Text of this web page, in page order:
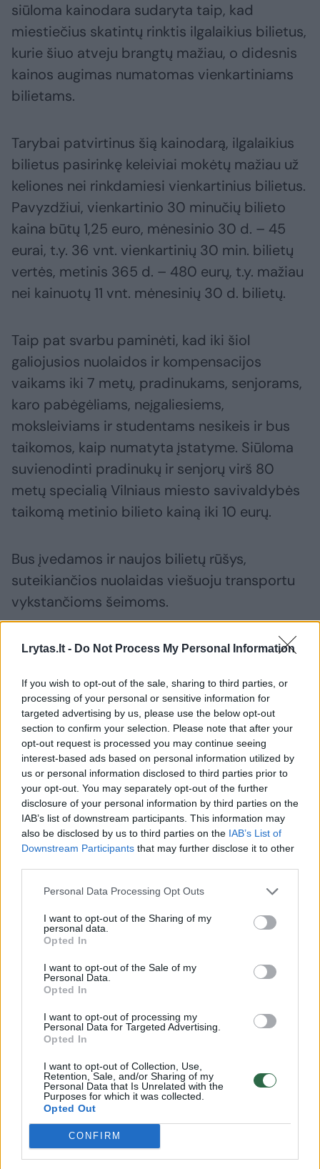
Lrytas.lt - Do Not Process My Personal Information
If you wish to opt-out of the sale, sharing to third parties, or
processing of your personal or sensitive information for
targeted advertising by us, please use the below opt-out
section to confirm your selection. Please note that after your
opt-out request is processed you may continue seeing
interest-based ads based on personal information utilized by
us or personal information disclosed to third parties prior to
your opt-out. You may separately opt-out of the further
disclosure of your personal information by third parties on the
IAB’s list of downstream participants. This information may
also be disclosed by us to third parties on the IAB’s List of
Downstream Participants that may further disclose it to other
Personal Data Processing Opt Outs
I want to opt-out of the Sharing of my
personal data.
Opted In
I want to opt-out of the Sale of my
Personal Data.
Opted In
I want to opt-out of processing my
Personal Data for Targeted Advertising.
Opted In
I want to opt-out of Collection, Use,
Retention, Sale, and/or Sharing of my
Personal Data that Is Unrelated with the
Purposes for which it was collected.
Opted Out
CONFIRM
siūloma kainodara sudaryta taip, kad
miestiečius skatintų rinktis ilgalaikius bilietus,
kurie šiuo atveju brangtų mažiau, o didesnis
kainos augimas numatomas vienkartiniams
bilietams.
Tarybai patvirtinus šią kainodarą, ilgalaikius
bilietus pasirinkę keleiviai mokėtų mažiau už
keliones nei rinkdamiesi vienkartinius bilietus.
Pavyzdžiui, vienkartinio 30 minučių bilieto
kaina būtų 1,25 euro, mėnesinio 30 d. – 45
eurai, t.y. 36 vnt. vienkartinių 30 min. bilietų
vertės, metinis 365 d. – 480 eurų, t.y. mažiau
nei kainuotų 11 vnt. mėnesinių 30 d. bilietų.
Taip pat svarbu paminėti, kad iki šiol
galiojusios nuolaidos ir kompensacijos
vaikams iki 7 metų, pradinukams, senjorams,
karo pabėgėliams, neįgaliesiems,
moksleiviams ir studentams nesikeis ir bus
taikomos, kaip numatyta įstatyme. Siūloma
suvienodinti pradinukų ir senjorų virš 80
metų specialią Vilniaus miesto savivaldybės
taikomą metinio bilieto kainą iki 10 eurų.
Bus įvedamos ir naujos bilietų rūšys,
suteikiančios nuolaidas viešuoju transportu
vykstančioms šeimoms.
Daugiau nuotraukų (2)
Viešasis transportas.
V.Ščiavinsko nuotr.
Kas jau padaryta gerinant viešojo
transporto kokybę?
Per pastaruosius kelerius metus Vilniaus
viešojo transporto kokybė ženkliai pagerėjo ir
sukūrė pastebimą naudą keleiviams. Nuo
sistemoje pradėjo kursuoti 460 naujos
viešojo transporto priemonės, iš jų – ​32
elektriniai mažos talpos autobusai. Pernai į
sostinės gatves įsiliejo 55 nauji troleibusai, o
šių metų pirmąjį ketvirtį išriedės dar 36